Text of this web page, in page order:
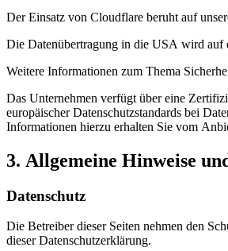
Der Einsatz von Cloudflare beruht auf
Die Datenübertragung in die USA wird auf
Weitere Informationen zum Thema
Das Unternehmen verfügt über eine
europäischer Datenschutzstandards bei
Informationen hierzu erhalten Sie vom
3. Allgemeine Hinweise
Datenschutz
Die Betreiber dieser Seiten nehmen den
dieser Datenschutzerklärung.